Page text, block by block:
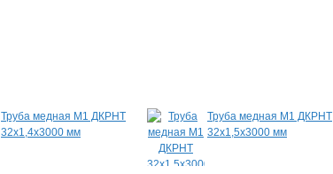
Труба медная М1 ДКРНТ
32х1,4х3000 мм
Труба медная М1 ДКРНТ
32х1,5х3000 мм